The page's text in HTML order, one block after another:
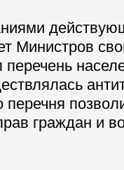
Министров
перечня
граждан и